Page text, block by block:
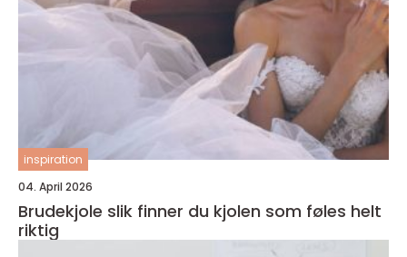
inspiration
04. April 2026
Brudekjole slik finner du kjolen som føles helt
riktig